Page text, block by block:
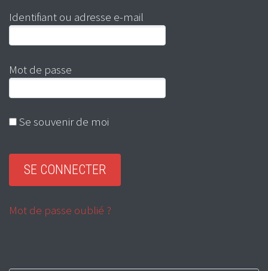
Identifiant ou adresse e-mail
Mot de passe
Se souvenir de moi
Mot de passe oublié ?